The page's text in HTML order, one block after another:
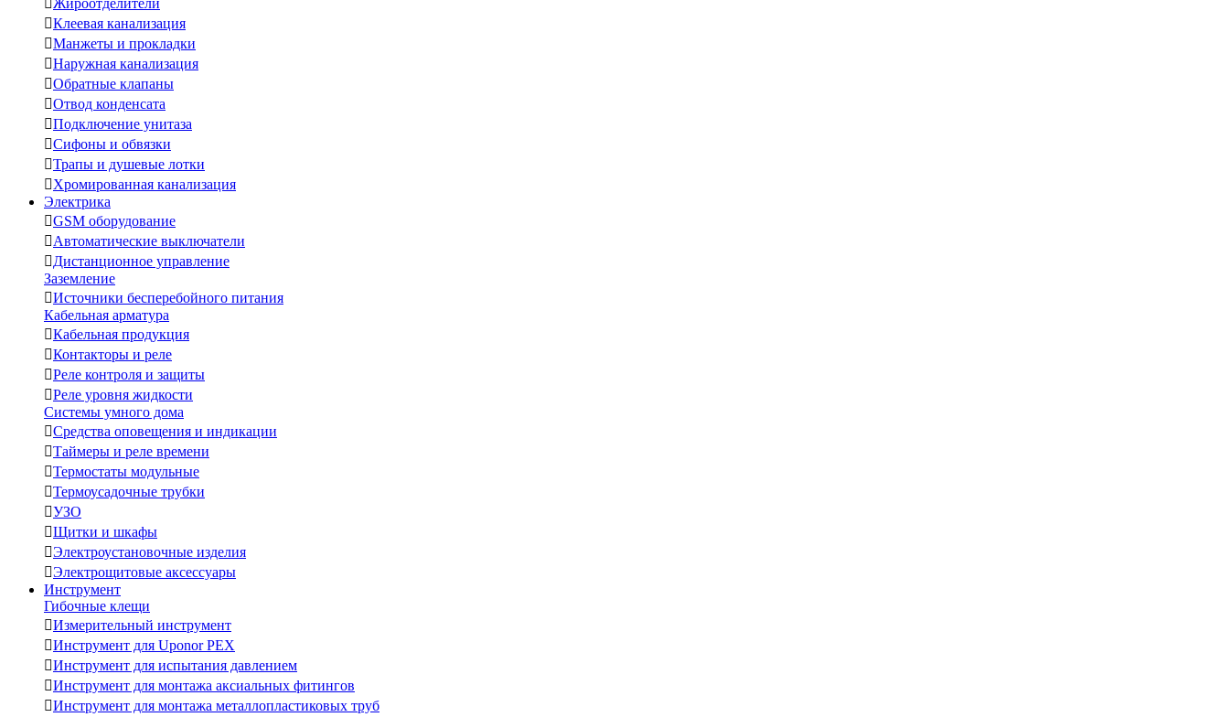
Жироотделители
Клеевая канализация
Манжеты и прокладки
Наружная канализация
Обратные клапаны
Отвод конденсата
Подключение унитаза
Сифоны и обвязки
Трапы и душевые лотки
Хромированная канализация
Электрика
GSM оборудование
Автоматические выключатели
Дистанционное управление
Заземление
Источники бесперебойного питания
Кабельная арматура
Кабельная продукция
Контакторы и реле
Реле контроля и защиты
Реле уровня жидкости
Системы умного дома
Средства оповещения и индикации
Таймеры и реле времени
Термостаты модульные
Термоусадочные трубки
УЗО
Щитки и шкафы
Электроустановочные изделия
Электрощитовые аксессуары
Инструмент
Гибочные клещи
Измерительный инструмент
Инструмент для Uponor PEX
Инструмент для испытания давлением
Инструмент для монтажа аксиальных фитингов
Инструмент для монтажа металлопластиковых труб